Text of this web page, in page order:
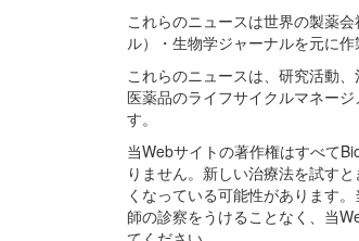
これらのニュースは世界の製薬
ル）・生物学ジャーナルを元に作
これらのニュースは、研究活動
医薬品のライフサイクルマネー
す。
当Webサイトの著作権はすべて
りません。新しい治療法を試す
くなっている可能性があります
師の診察をうけることなく、当